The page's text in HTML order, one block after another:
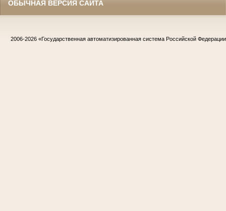
ОБЫЧНАЯ ВЕРСИЯ САЙТА
2006-2026 «Государственная автоматизированная система Российской